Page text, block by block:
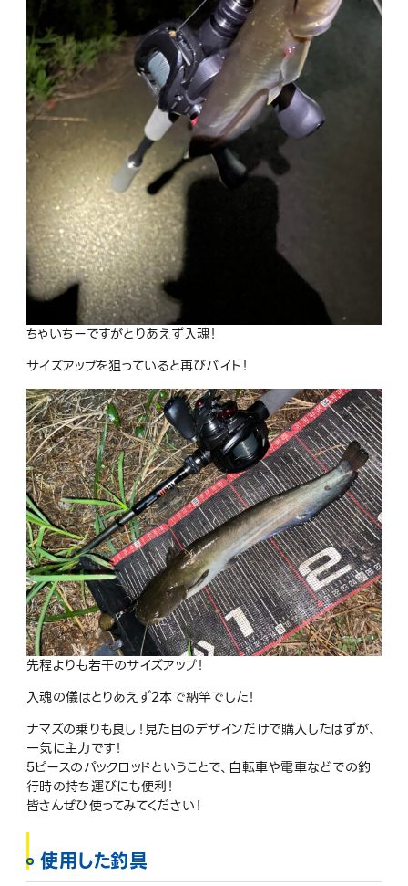
ちゃいちーですがとりあえず入魂！
サイズアップを狙っていると再びバイト！
先程よりも若干のサイズアップ！
入魂の儀はとりあえず2本で納竿でした！
ナマズの乗りも良し！見た目のデザインだけで購入したはずが、
一気に主力です！
5ピースのパックロッドということで、自転車や電車などでの釣
行時の持ち運びにも便利！
皆さんぜひ使ってみてください！
使用した釣具